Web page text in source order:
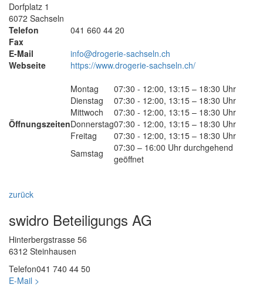
Dorfplatz 1
6072 Sachseln
Telefon
041 660 44 20
Fax
E-Mail
info@drogerie-sachseln.ch
Webseite
https://www.drogerie-sachseln.ch/
Öffnungszeiten
Montag
07:30 - 12:00, 13:15 – 18:30 Uhr
Dienstag
07:30 - 12:00, 13:15 – 18:30 Uhr
Mittwoch
07:30 - 12:00, 13:15 – 18:30 Uhr
Donnerstag07:30 - 12:00, 13:15 – 18:30 Uhr
Freitag
07:30 - 12:00, 13:15 – 18:30 Uhr
Samstag
07:30 – 16:00 Uhr durchgehend
geöffnet
zurück
swidro Beteiligungs AG
Hinterbergstrasse 56
6312 Steinhausen
Telefon041 740 44 50
E-Mail >